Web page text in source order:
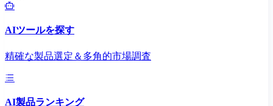
AIツールを探す
精確な製品選定＆多角的市場調査
AI製品ランキング